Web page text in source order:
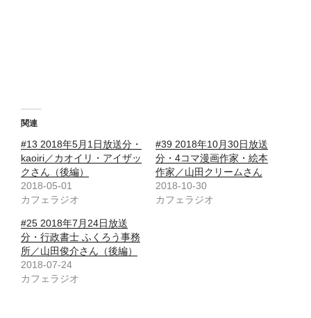
関連
#13 2018年5月1日放送分・
kaoiri／カオイリ・アイザッ
クさん（後編）
2018-05-01
カフェラジオ
#39 2018年10月30日放送
分・4コマ漫画作家・絵本
作家／山田クリームさん
2018-10-30
カフェラジオ
#25 2018年7月24日放送
分・行政書士 ふくろう事務
所／山田俊介さん（後編）
2018-07-24
カフェラジオ